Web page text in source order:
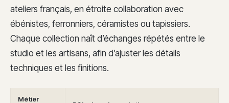
ateliers français, en étroite collaboration avec
ébénistes, ferronniers, céramistes ou tapissiers.
Chaque collection naît d’échanges répétés entre le
studio et les artisans, afin d’ajuster les détails
techniques et les finitions.
Métier